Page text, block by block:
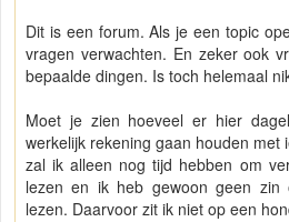
Dit is een forum. Als je een topic
vragen verwachten. En zeker ook
bepaalde dingen. Is toch helemaal
Moet je zien hoeveel er hier
werkelijk rekening gaan houden met
zal ik alleen nog tijd hebben om
lezen en ik heb gewoon geen
lezen. Daarvoor zit ik niet op een